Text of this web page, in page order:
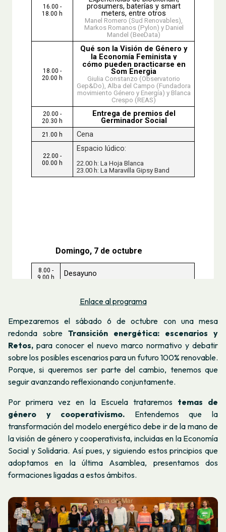
Enlace al programa
Empezaremos el sábado 6 de octubre con una mesa
redonda sobre Transición energética: escenarios y
Retos, para conocer el nuevo marco normativo y debatir
sobre los posibles escenarios para un futuro 100% renovable.
Porque, si queremos ser parte del cambio, tenemos que
seguir avanzando reflexionando conjuntamente.
Por primera vez en la Escuela trataremos temas de
género y cooperativismo. Entendemos que la
transformación del modelo energético debe ir de la mano de
la visión de género y cooperativista, incluidas en la Economía
Social y Solidaria. Así pues, y siguiendo estos principios que
adoptamos en la última Asamblea, presentamos dos
formaciones ligadas a estos ámbitos.